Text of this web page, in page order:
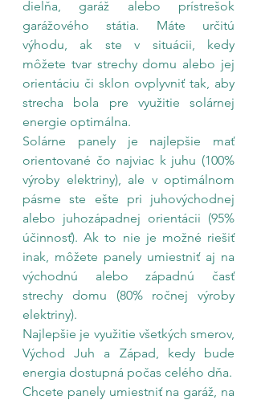
dielňa, garáž alebo prístrešok
garážového státia. Máte určitú
výhodu, ak ste v situácii, kedy
môžete tvar strechy domu alebo jej
orientáciu či sklon ovplyvniť tak, aby
strecha bola pre využitie solárnej
energie optimálna.
Solárne panely je najlepšie mať
orientované čo najviac k juhu (100%
výroby elektriny), ale v optimálnom
pásme ste ešte pri juhovýchodnej
alebo juhozápadnej orientácii (95%
účinnosť). Ak to nie je možné riešiť
inak, môžete panely umiestniť aj na
východnú alebo západnú časť
strechy domu (80% ročnej výroby
elektriny).
Najlepšie je využitie všetkých smerov,
Východ Juh a Západ, kedy bude
Chcete panely umiestniť na garáž, na